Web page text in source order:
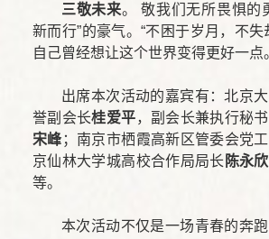
三敬未来。 敬我们无所畏惧的
新而行”的豪气。“不困于岁月，不失
自己曾经想让这个世界变得更好一点
出席本次活动的嘉宾有：北京
誉副会长桂爱平，副会长兼执行秘
宋峰；南京市栖霞高新区管委会党
京仙林大学城高校合作局局长 陈永欣
等。
本次活动不仅是一场青春的奔跑